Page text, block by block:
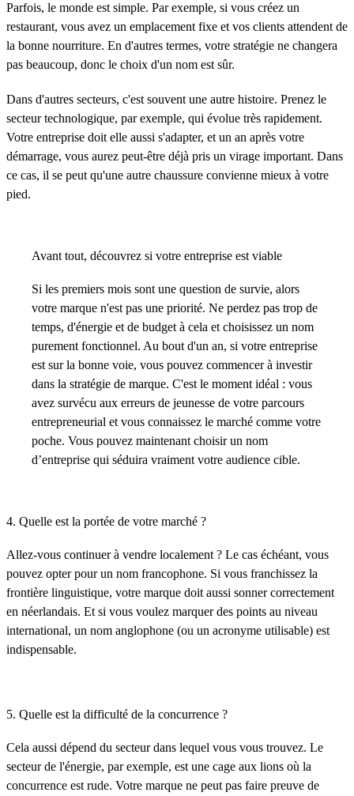
Parfois, le monde est simple. Par exemple, si vous créez un
restaurant, vous avez un emplacement fixe et vos clients attendent de
la bonne nourriture. En d'autres termes, votre stratégie ne changera
pas beaucoup, donc le choix d'un nom est sûr.
Dans d'autres secteurs, c'est souvent une autre histoire. Prenez le
secteur technologique, par exemple, qui évolue très rapidement.
Votre entreprise doit elle aussi s'adapter, et un an après votre
démarrage, vous aurez peut-être déjà pris un virage important. Dans
ce cas, il se peut qu'une autre chaussure convienne mieux à votre
pied.
Avant tout, découvrez si votre entreprise est viable
Si les premiers mois sont une question de survie, alors
votre marque n'est pas une priorité. Ne perdez pas trop de
temps, d'énergie et de budget à cela et choisissez un nom
purement fonctionnel. Au bout d'un an, si votre entreprise
est sur la bonne voie, vous pouvez commencer à investir
dans la stratégie de marque. C'est le moment idéal : vous
avez survécu aux erreurs de jeunesse de votre parcours
entrepreneurial et vous connaissez le marché comme votre
poche. Vous pouvez maintenant choisir un nom
d’entreprise qui séduira vraiment votre audience cible.
4. Quelle est la portée de votre marché ?
Allez-vous continuer à vendre localement ? Le cas échéant, vous
pouvez opter pour un nom francophone. Si vous franchissez la
frontière linguistique, votre marque doit aussi sonner correctement
en néerlandais. Et si vous voulez marquer des points au niveau
international, un nom anglophone (ou un acronyme utilisable) est
indispensable.
5. Quelle est la difficulté de la concurrence ?
Cela aussi dépend du secteur dans lequel vous vous trouvez. Le
secteur de l'énergie, par exemple, est une cage aux lions où la
concurrence est rude. Votre marque ne peut pas faire preuve de